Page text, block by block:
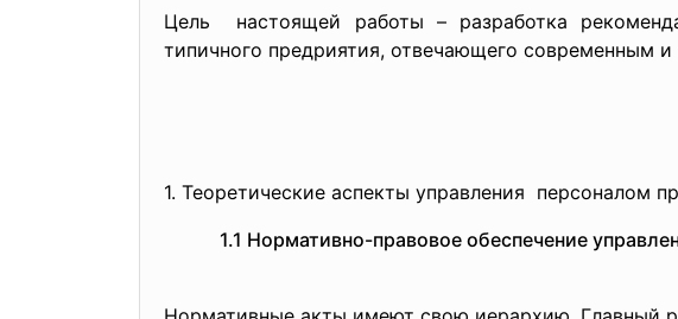
Цель настоящей работы – разработка
типичного предриятия, отвечающего современным
1. Теоретические аспекты управления персоналом
1.1 Нормативно-правовое обеспечение